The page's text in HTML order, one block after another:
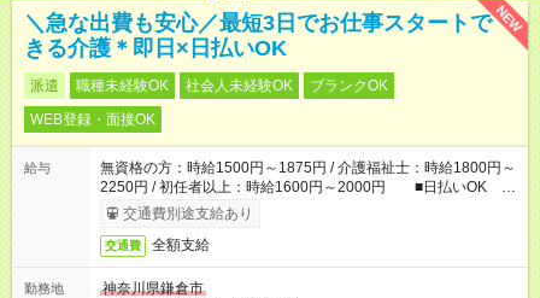
NEW
＼急な出費も安心／最短3日でお仕事スタートで
きる介護＊即日×日払いOK
派遣 職種未経験OK 社会人未経験OK
ブランクOK
WEB登録・面接OK
給与
無資格の方：時給1500円～1875円 / 介護福祉士：時給1800円～
2250円 / 初任者以上：時給1600円～2000円 ■日払いOK ■
日収例：1万2000円（時給1500円×8h）
交通費別途支給あり
交通費 全額支給
勤務地
神奈川県鎌倉市